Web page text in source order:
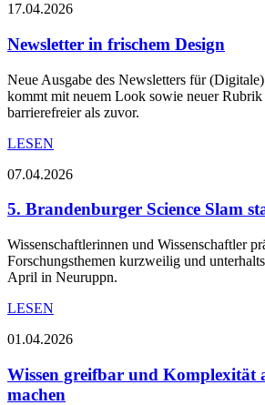
17.04.2026
Newsletter in frischem Design
Neue Ausgabe des Newsletters für
kommt mit neuem Look sowie neuer Rubrik
barrierefreier als zuvor.
LESEN
07.04.2026
5. Brandenburger Science Slam
Wissenschaftlerinnen und Wissenschaftler
Forschungsthemen kurzweilig und
April in Neuruppn.
LESEN
01.04.2026
Wissen greifbar und Komplexität
machen